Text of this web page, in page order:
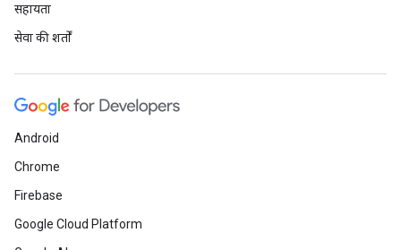
सहायता
सेवा की शर्तों
Android
Chrome
Firebase
Google Cloud Platform